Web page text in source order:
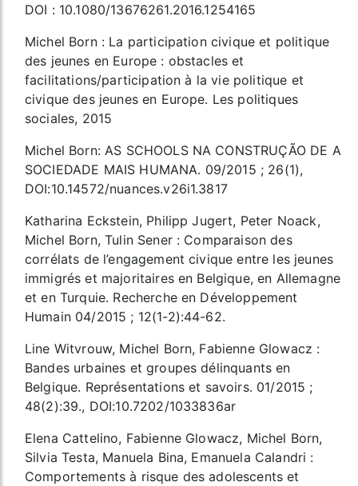
DOI : 10.1080/13676261.2016.1254165
Michel Born : La participation civique et politique
des jeunes en Europe : obstacles et
facilitations/participation à la vie politique et
civique des jeunes en Europe. Les politiques
sociales, 2015
Michel Born: AS SCHOOLS NA CONSTRUÇÃO DE A
SOCIEDADE MAIS HUMANA. 09/2015 ; 26(1),
DOI:10.14572/nuances.v26i1.3817
Katharina Eckstein, Philipp Jugert, Peter Noack,
Michel Born, Tulin Sener : Comparaison des
corrélats de l’engagement civique entre les jeunes
immigrés et majoritaires en Belgique, en Allemagne
et en Turquie. Recherche en Développement
Humain 04/2015 ; 12(1-2):44-62.
Line Witvrouw, Michel Born, Fabienne Glowacz :
Bandes urbaines et groupes délinquants en
Belgique. Représentations et savoirs. 01/2015 ;
48(2):39., DOI:10.7202/1033836ar
Elena Cattelino, Fabienne Glowacz, Michel Born,
Silvia Testa, Manuela Bina, Emanuela Calandri :
Comportements à risque des adolescents et